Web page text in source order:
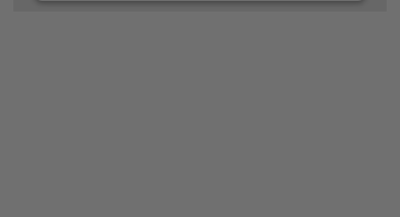
Wir benötigen Ihre Zustimmung, um